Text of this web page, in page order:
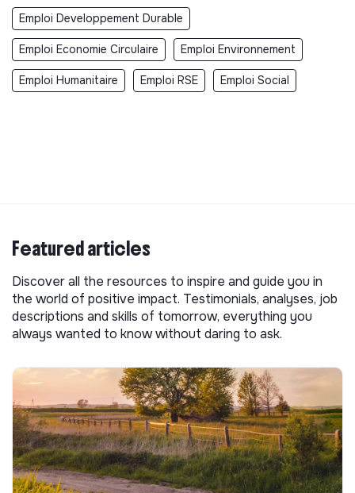
Emploi Developpement Durable
Emploi Economie Circulaire Emploi Environnement
Emploi Humanitaire Emploi RSE Emploi Social
Featured articles
Discover all the resources to inspire and guide you in
the world of positive impact. Testimonials, analyses, job
descriptions and skills of tomorrow, everything you
always wanted to know without daring to ask.